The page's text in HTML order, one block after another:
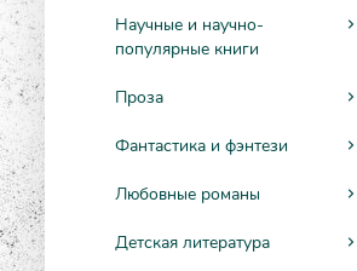
Научные и научно-
популярные книги
Проза
Фантастика и фэнтези
Любовные романы
Детская литература